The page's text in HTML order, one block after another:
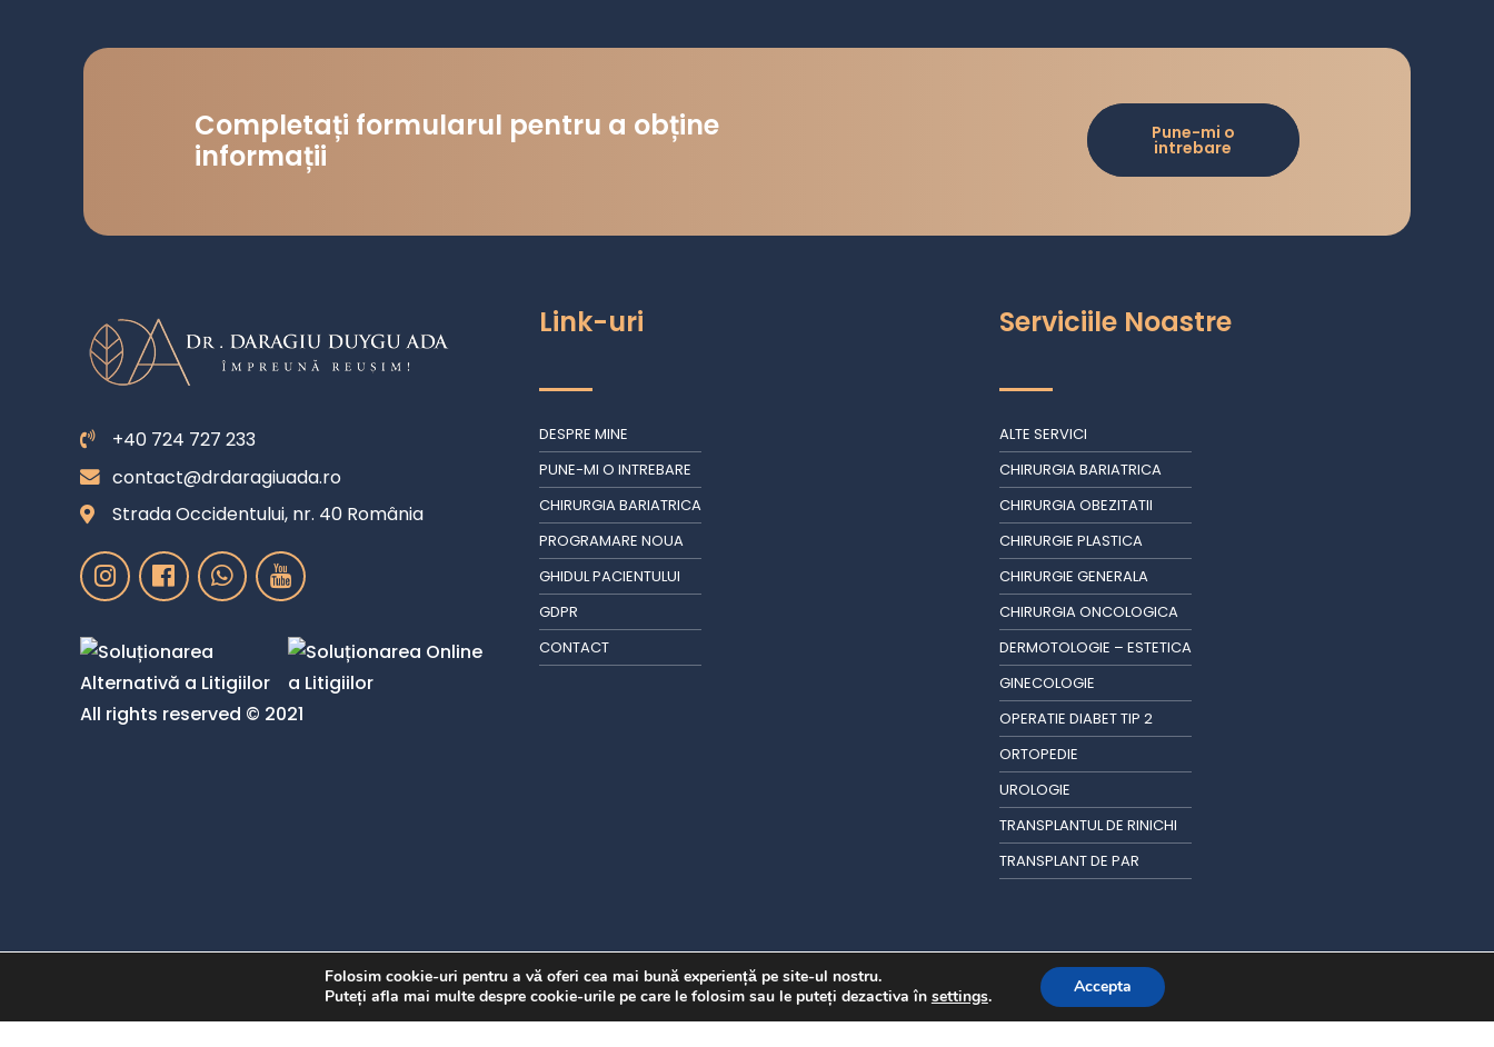
Completați formularul pentru a obține
informații
Pune-mi o
intrebare
+40 724 727 233
contact@drdaragiuada.ro
Strada Occidentului, nr. 40 România
All rights reserved © 2021
Link-uri
DESPRE MINE
PUNE-MI O INTREBARE
CHIRURGIA BARIATRICA
PROGRAMARE NOUA
GHIDUL PACIENTULUI
GDPR
CONTACT
Serviciile Noastre
ALTE SERVICI
CHIRURGIA BARIATRICA
CHIRURGIA OBEZITATII
CHIRURGIE PLASTICA
CHIRURGIE GENERALA
CHIRURGIA ONCOLOGICA
DERMOTOLOGIE – ESTETICA
GINECOLOGIE
OPERATIE DIABET TIP 2
ORTOPEDIE
UROLOGIE
TRANSPLANTUL DE RINICHI
TRANSPLANT DE PAR
Folosim cookie-uri pentru a vă oferi cea mai bună experiență pe site-ul nostru.
Puteți afla mai multe despre cookie-urile pe care le folosim sau le puteți dezactiva în settings. Accepta